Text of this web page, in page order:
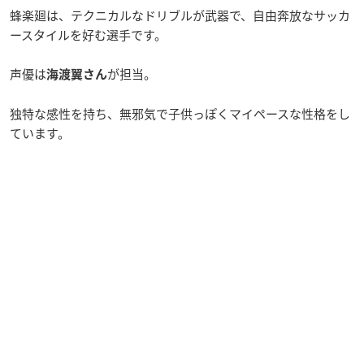
蜂楽廻は、テクニカルなドリブルが武器で、自由奔放なサッカ
ースタイルを好む選手です。
声優は海渡翼さんが担当。
独特な感性を持ち、無邪気で子供っぽくマイペースな性格をし
ています。